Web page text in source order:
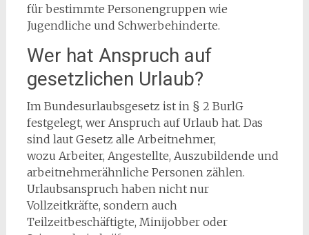
für bestimmte Personengruppen wie
Jugendliche und Schwerbehinderte.
Wer hat Anspruch auf
gesetzlichen Urlaub?
Im Bundesurlaubsgesetz ist in § 2 BurlG
festgelegt, wer Anspruch auf Urlaub hat. Das
sind laut Gesetz alle Arbeitnehmer,
wozu Arbeiter, Angestellte, Auszubildende und
arbeitnehmerähnliche Personen zählen.
Urlaubsanspruch haben nicht nur
Vollzeitkräfte, sondern auch
Teilzeitbeschäftigte, Minijobber oder